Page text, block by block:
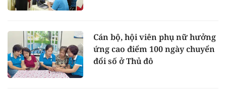
Cán bộ, hội viên phụ nữ hưởng
ứng cao điểm 100 ngày chuyển
đổi số ở Thủ đô